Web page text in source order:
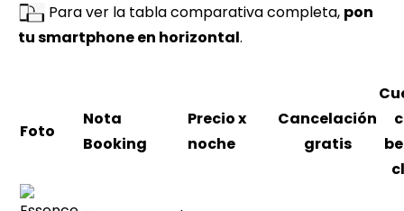
Para ver la tabla comparativa completa, pon
tu smartphone en horizontal.
Foto
Nota
Booking
Precio x
noche
Cancelación
gratis